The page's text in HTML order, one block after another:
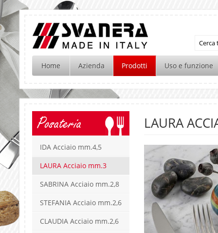
Home Azienda Prodotti Uso e funzione
Posateria
IDA Acciaio mm.4,5
LAURA Acciaio mm.3
SABRINA Acciaio mm.2,8
STEFANIA Acciaio mm.2,6
CLAUDIA Acciaio mm.2,6
LAURA